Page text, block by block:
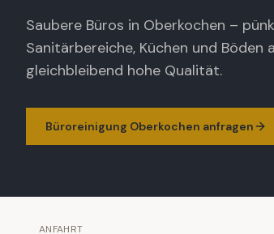
Saubere Büros in Oberkochen –
Sanitärbereiche, Küchen und
gleichbleibend hohe Qualität.
Büroreinigung Oberkochen anfragen
ANFAHRT